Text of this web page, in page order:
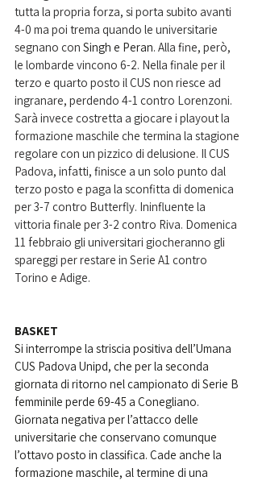
tutta la propria forza, si porta subito avanti
4-0 ma poi trema quando le universitarie
segnano con Singh e Peran. Alla fine, però,
le lombarde vincono 6-2. Nella finale per il
terzo e quarto posto il CUS non riesce ad
ingranare, perdendo 4-1 contro Lorenzoni.
Sarà invece costretta a giocare i playout la
formazione maschile che termina la stagione
regolare con un pizzico di delusione. Il CUS
Padova, infatti, finisce a un solo punto dal
terzo posto e paga la sconfitta di domenica
per 3-7 contro Butterfly. Ininfluente la
vittoria finale per 3-2 contro Riva. Domenica
11 febbraio gli universitari giocheranno gli
spareggi per restare in Serie A1 contro
Torino e Adige.
BASKET
Si interrompe la striscia positiva dell’Umana
CUS Padova Unipd, che per la seconda
giornata di ritorno nel campionato di Serie B
femminile perde 69-45 a Conegliano.
Giornata negativa per l’attacco delle
universitarie che conservano comunque
l’ottavo posto in classifica. Cade anche la
formazione maschile, al termine di una